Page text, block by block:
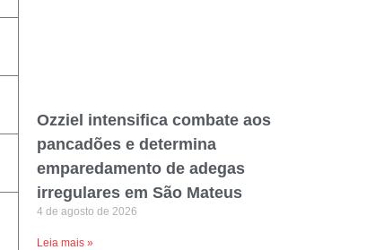
Ozziel intensifica combate aos
pancadões e determina
emparedamento de adegas
irregulares em São Mateus
4 de agosto de 2026
Leia mais »